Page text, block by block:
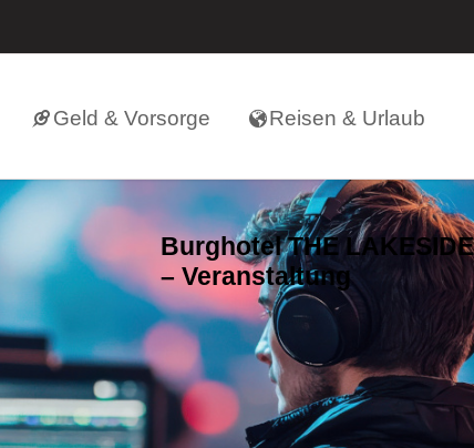
Geld & Vorsorge Reisen & Urlaub
Burghotel THE
– Veranstaltung